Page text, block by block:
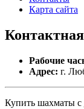
Карта сайта
Контактная
Рабочие
Адрес: г.
Купить шахматы с